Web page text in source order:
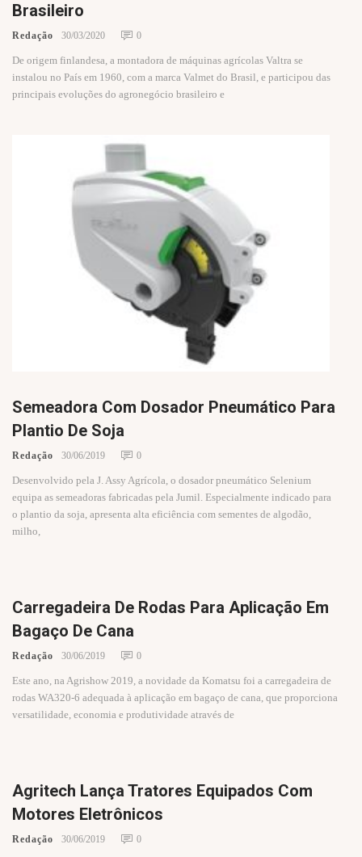
Brasileiro
Redação 30/03/2020 0
De origem finlandesa, a montadora de máquinas agrícolas Valtra se
instalou no País em 1960, com a marca Valmet do Brasil, e participou das
principais evoluções do agronegócio brasileiro e
Semeadora Com Dosador Pneumático Para
Plantio De Soja
Redação 30/06/2019 0
Desenvolvido pela J. Assy Agrícola, o dosador pneumático Selenium
equipa as semeadoras fabricadas pela Jumil. Especialmente indicado para
o plantio da soja, apresenta alta eficiência com sementes de algodão,
milho,
Carregadeira De Rodas Para Aplicação Em
Bagaço De Cana
Redação 30/06/2019 0
Este ano, na Agrishow 2019, a novidade da Komatsu foi a carregadeira de
rodas WA320-6 adequada à aplicação em bagaço de cana, que proporciona
versatilidade, economia e produtividade através de
Agritech Lança Tratores Equipados Com
Motores Eletrônicos
Redação 30/06/2019 0